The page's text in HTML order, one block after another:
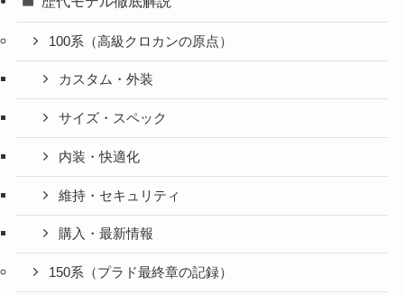
100系（高級クロカンの原点）
カスタム・外装
サイズ・スペック
内装・快適化
維持・セキュリティ
購入・最新情報
150系（プラド最終章の記録）